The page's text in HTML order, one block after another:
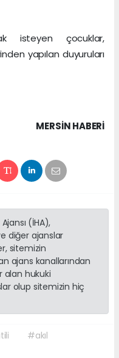
isteyen çocuklar,
yapılan duyuruları
MERSIN HABERİ
(İHA),
diğer ajanslar
sitemizin
ajans kanallarından
alan hukuki
olup sitemizin hiç
#akıl